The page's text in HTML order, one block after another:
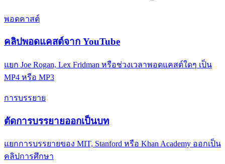
พอดคาสต์
คลิปพอดแคสต์จาก YouTube
แยก Joe Rogan, Lex Fridman หรือช่วงเวลาพอดแคสต์ใดๆ เป็น
MP4 หรือ MP3
การบรรยาย
ตัดการบรรยายออกเป็นบท
แยกการบรรยายของ MIT, Stanford หรือ Khan Academy ออกเป็น
คลิปการศึกษา